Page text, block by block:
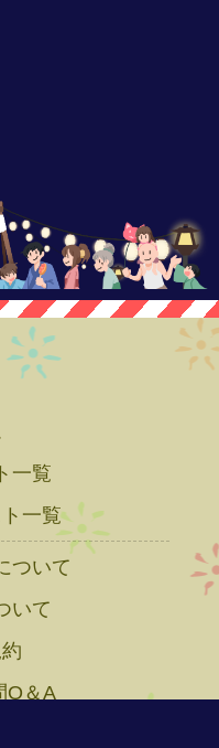
一覧
一覧
ついて
いて
Q＆A